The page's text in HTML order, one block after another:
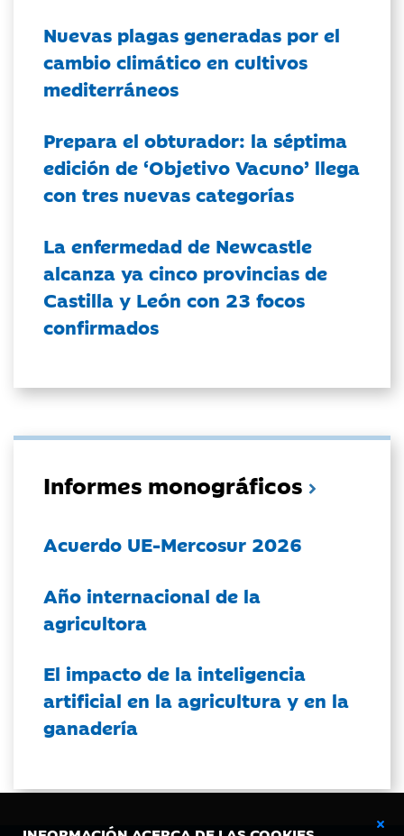
Nuevas plagas generadas por el
cambio climático en cultivos
mediterráneos
Prepara el obturador: la séptima
edición de ‘Objetivo Vacuno’ llega
con tres nuevas categorías
La enfermedad de Newcastle
alcanza ya cinco provincias de
Castilla y León con 23 focos
confirmados
Informes monográficos
Acuerdo UE-Mercosur 2026
Año internacional de la
agricultora
El impacto de la inteligencia
artificial en la agricultura y en la
ganadería